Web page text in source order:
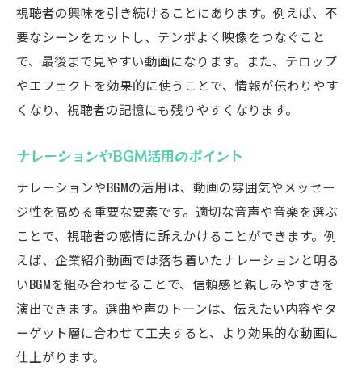
視聴者の興味を引き続けることにあります。例えば、不
要なシーンをカットし、テンポよく映像をつなぐこと
で、最後まで見やすい動画になります。また、テロップ
やエフェクトを効果的に使うことで、情報が伝わりやす
くなり、視聴者の記憶にも残りやすくなります。
ナレーションやBGM活用のポイント
ナレーションやBGMの活用は、動画の雰囲気やメッセー
ジ性を高める重要な要素です。適切な音声や音楽を選ぶ
ことで、視聴者の感情に訴えかけることができます。例
えば、企業紹介動画では落ち着いたナレーションと明る
いBGMを組み合わせることで、信頼感と親しみやすさを
演出できます。選曲や声のトーンは、伝えたい内容やタ
ーゲット層に合わせて工夫すると、より効果的な動画に
仕上がります。